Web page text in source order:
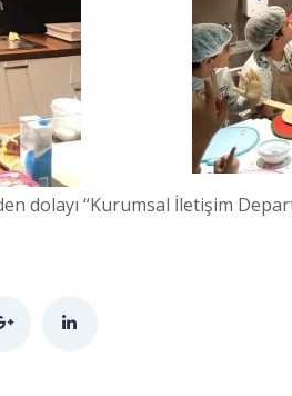
dolayı “Kurumsal İletişim